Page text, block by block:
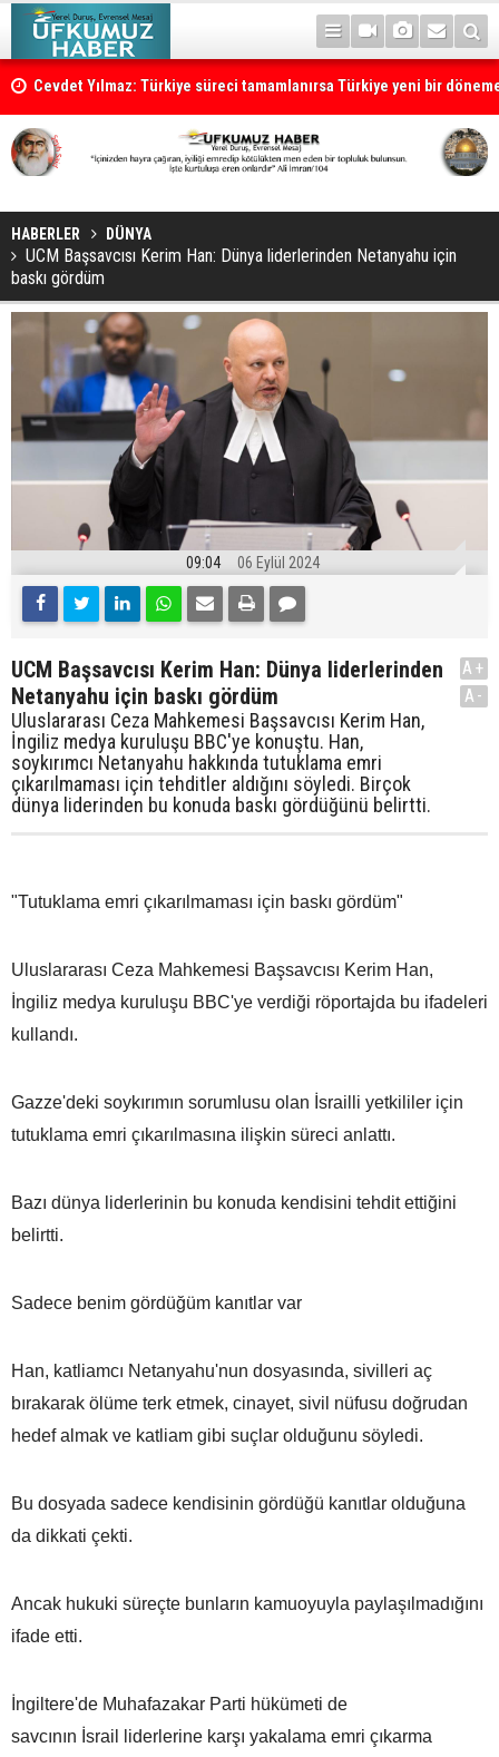
Cevdet Yılmaz: Türkiye süreci tamamlanırsa Türkiye yeni bir
HABERLER DÜNYA
UCM Başsavcısı Kerim Han: Dünya liderlerinden Netanyahu için
baskı gördüm
09:04 06 Eylül 2024
UCM Başsavcısı Kerim Han: Dünya liderlerinden
Netanyahu için baskı gördüm
Uluslararası Ceza Mahkemesi Başsavcısı Kerim Han,
İngiliz medya kuruluşu BBC'ye konuştu. Han,
soykırımcı Netanyahu hakkında tutuklama emri
çıkarılmaması için tehditler aldığını söyledi. Birçok
dünya liderinden bu konuda baskı gördüğünü belirtti.
A+
A-
"Tutuklama emri çıkarılmaması için baskı gördüm"
Uluslararası Ceza Mahkemesi Başsavcısı Kerim Han,
İngiliz medya kuruluşu BBC'ye verdiği röportajda bu ifadeleri
kullandı.
Gazze'deki soykırımın sorumlusu olan İsrailli yetkililer için
tutuklama emri çıkarılmasına ilişkin süreci anlattı.
Bazı dünya liderlerinin bu konuda kendisini tehdit ettiğini
belirtti.
Sadece benim gördüğüm kanıtlar var
Han, katliamcı Netanyahu'nun dosyasında, sivilleri aç
bırakarak ölüme terk etmek, cinayet, sivil nüfusu doğrudan
hedef almak ve katliam gibi suçlar olduğunu söyledi.
Bu dosyada sadece kendisinin gördüğü kanıtlar olduğuna
da dikkati çekti.
Ancak hukuki süreçte bunların kamuoyuyla paylaşılmadığını
ifade etti.
İngiltere'de Muhafazakar Parti hükümeti de
savcının İsrail liderlerine karşı yakalama emri çıkarma